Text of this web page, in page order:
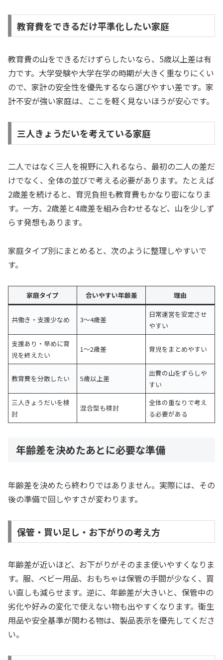
教育費をできるだけ平準化したい家庭
教育費の山をできるだけずらしたいなら、5歳以上差は有
力です。大学受験や大学在学の時期が大きく重なりにくい
ので、家計の安全性を優先するなら選びやすい差です。家
計不安が強い家庭は、ここを軽く見ないほうが安心です。
三人きょうだいを考えている家庭
二人ではなく三人を視野に入れるなら、最初の二人の差だ
けでなく、全体の並びで考える必要があります。たとえば
2歳差を続けると、育児負担も教育費もかなり密になりま
す。一方、2歳差と4歳差を組み合わせるなど、山を少しず
らす発想もあります。
家庭タイプ別にまとめると、次のように整理しやすいで
す。
家庭タイプ 合いやすい年齢差 理由
共働き・支援少なめ 3〜4歳差
日常運営を安定させ
やすい
支援あり・早めに育
児を終えたい
1〜2歳差 育児をまとめやすい
教育費を分散したい 5歳以上差
出費の山をずらしや
すい
三人きょうだいを検
討
混合型も検討
全体の重なりで考え
る必要がある
年齢差を決めたあとに必要な準備
年齢差を決めたら終わりではありません。実際には、その
後の準備で回しやすさが変わります。
保管・買い足し・お下がりの考え方
年齢差が近いほど、お下がりがそのまま使いやすくなりま
す。服、ベビー用品、おもちゃは保管の手間が少なく、買
い直しも減らせます。逆に、年齢差が大きいと、保管中の
劣化や好みの変化で使えない物も出やすくなります。衛生
用品や安全基準が関わる物は、製品表示を優先してくださ
い。